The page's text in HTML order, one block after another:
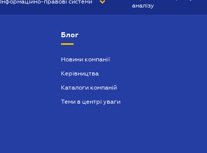
Інформаційно-правові системи
БУХГАЛТЕР ПРОФ
аналізу
Блог
Новини компанії
Керівництва
Каталоги компаній
Теми в центрі уваги